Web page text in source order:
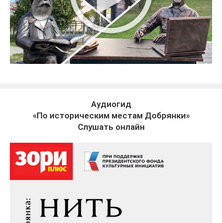
Аудиогид
«По историческим местам Добрянки»
Слушать онлайн